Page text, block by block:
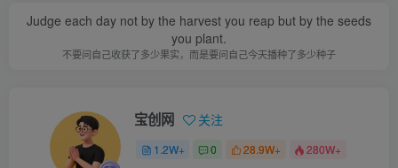
Judge each day not by the harvest you reap but by the seeds
you plant.
不要问自己收获了多少果实，而是要问自己今天播种了多少种子
宝创网 关注
1.2W+ 0 28.9W+ 280W+